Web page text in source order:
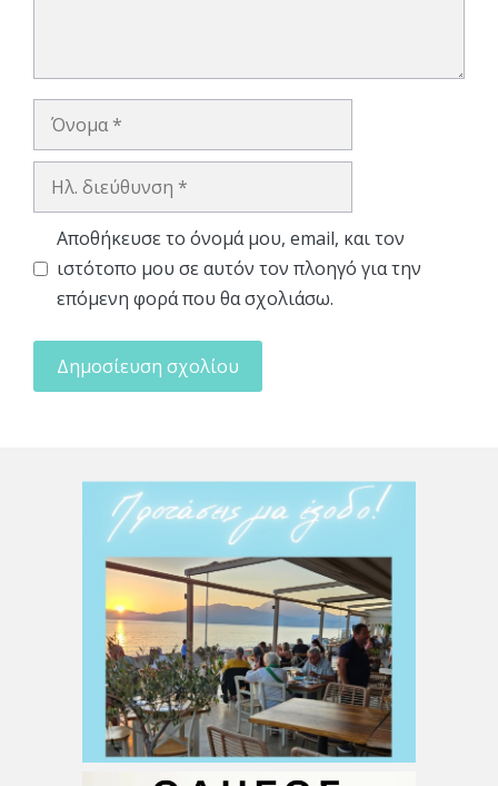
Όνομα
Ηλ.
Αποθήκευσε το όνομά μου, email, και τον
ιστότοπο μου σε αυτόν τον πλοηγό για την
επόμενη φορά που θα σχολιάσω.